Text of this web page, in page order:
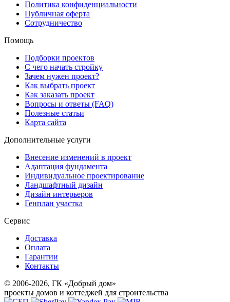
Политика конфиденциальности
Публичная оферта
Сотрудничество
Помощь
Подборки проектов
С чего начать стройку
Зачем нужен проект?
Как выбрать проект
Как заказать проект
Вопросы и ответы (FAQ)
Полезные статьи
Карта сайта
Дополнительные услуги
Внесение изменений в проект
Адаптация фундамента
Индивидуальное проектирование
Ландшафтный дизайн
Дизайн интерьеров
Генплан участка
Сервис
Доставка
Оплата
Гарантии
Контакты
© 2006-2026, ГК «Добрый дом»
проекты домов и коттеджей для строительства